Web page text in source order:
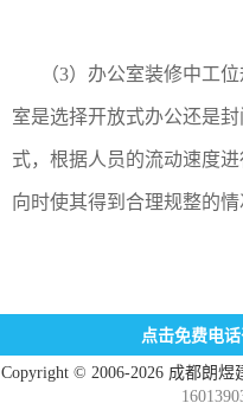
（3）办公室装修中工
室是选择开放式办公还是
式，根据人员的流动速度
向时使其得到合理规整的情
点击免费电
Copyright © 2006-2026 成都朗